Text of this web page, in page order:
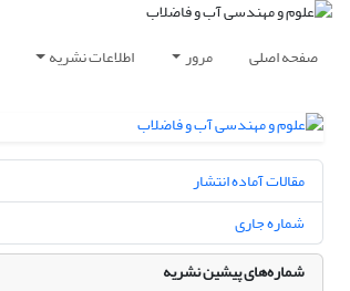
صفحه اصلی مرور اطلاعات نشریه
مقالات آماده انتشار
شماره جاری
شماره‌های پیشین نشریه